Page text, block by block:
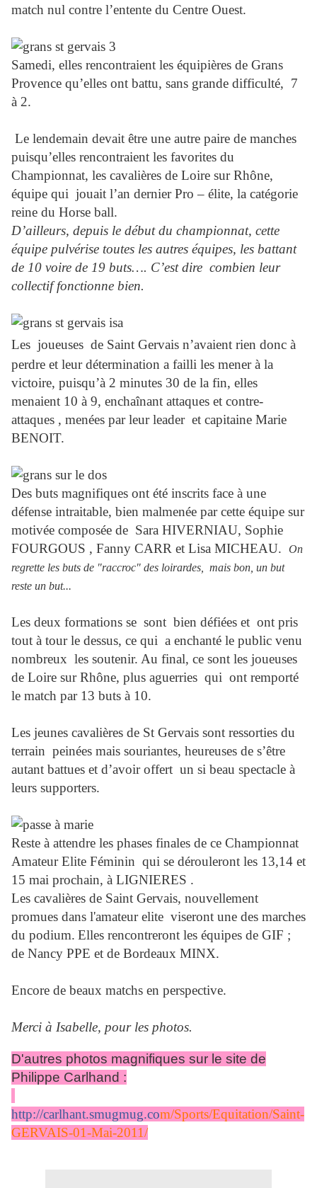
match nul contre l’entente du Centre Ouest.
Samedi, elles rencontraient les équipières de Grans
Provence qu’elles ont battu, sans grande difficulté, 7
à 2.
Le lendemain devait être une autre paire de manches
puisqu’elles rencontraient les favorites du
Championnat, les cavalières de Loire sur Rhône,
équipe qui jouait l’an dernier Pro – élite, la catégorie
reine du Horse ball.
D’ailleurs, depuis le début du championnat, cette
équipe pulvérise toutes les autres équipes, les battant
de 10 voire de 19 buts…. C’est dire combien leur
collectif fonctionne bien.
Les joueuses de Saint Gervais n’avaient rien donc à
perdre et leur détermination a failli les mener à la
victoire, puisqu’à 2 minutes 30 de la fin, elles
menaient 10 à 9, enchaînant attaques et contre-
attaques , menées par leur leader et capitaine Marie
BENOIT.
Des buts magnifiques ont été inscrits face à une
défense intraitable, bien malmenée par cette équipe sur
motivée composée de Sara HIVERNIAU, Sophie
FOURGOUS , Fanny CARR et Lisa MICHEAU.
On
regrette les buts de "raccroc" des loirardes, mais bon, un but
reste un but...
Les deux formations se sont bien défiées et ont pris
tout à tour le dessus, ce qui a enchanté le public venu
nombreux les soutenir. Au final, ce sont les joueuses
de Loire sur Rhône, plus aguerries qui ont remporté
le match par 13 buts à 10.
Les jeunes cavalières de St Gervais sont ressorties du
terrain peinées mais souriantes, heureuses de s’être
autant battues et d’avoir offert un si beau spectacle à
leurs supporters.
Reste à attendre les phases finales de ce Championnat
Amateur Elite Féminin qui se dérouleront les 13,14 et
15 mai prochain, à LIGNIERES .
Les cavalières de Saint Gervais, nouvellement
promues dans l'amateur elite viseront une des marches
du podium. Elles rencontreront les équipes de GIF ;
de Nancy PPE et de Bordeaux MINX.
Encore de beaux matchs en perspective.
Merci à Isabelle, pour les photos.
D'autres photos magnifiques sur le site de
Philippe Carlhand :
http://carlhant.smugmug.com/Sports/Equitation/Saint-
GERVAIS-01-Mai-2011/